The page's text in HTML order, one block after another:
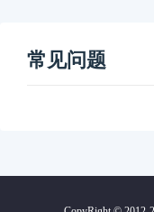
常见问题